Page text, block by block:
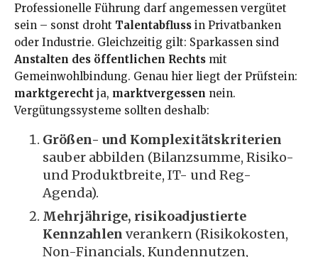
Professionelle Führung darf angemessen vergütet
sein – sonst droht Talentabfluss in Privatbanken
oder Industrie. Gleichzeitig gilt: Sparkassen sind
Anstalten des öffentlichen Rechts mit
Gemeinwohlbindung. Genau hier liegt der Prüfstein:
marktgerecht ja, marktvergessen nein.
Vergütungssysteme sollten deshalb:
Größen- und Komplexitätskriterien
sauber abbilden (Bilanzsumme, Risiko-
und Produktbreite, IT- und Reg-
Agenda).
Mehrjährige, risikoadjustierte
Kennzahlen verankern (Risikokosten,
Non-Financials, Kundennutzen,